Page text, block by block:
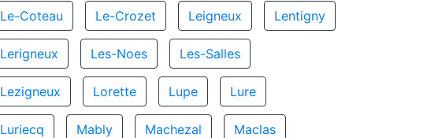
Le-Coteau Le-Crozet Leigneux Lentigny
Lerigneux Les-Noes Les-Salles
Lezigneux Lorette Lupe Lure
Luriecq Mably Machezal Maclas